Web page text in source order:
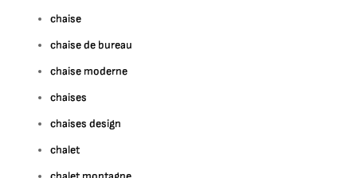
chaise
chaise de bureau
chaise moderne
chaises
chaises design
chalet